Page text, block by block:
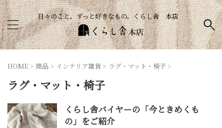
日々のこと。ずっと好きなもの。くらし舎 本店
HOME > 商品 > インテリア雑貨 > ラグ・マット・椅子 >
ラグ・マット・椅子
くらし舎バイヤーの「今ときめくも
の」をご紹介